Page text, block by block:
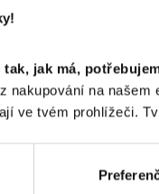
jak má,
nakupování na
ve tvém prohlížeči.